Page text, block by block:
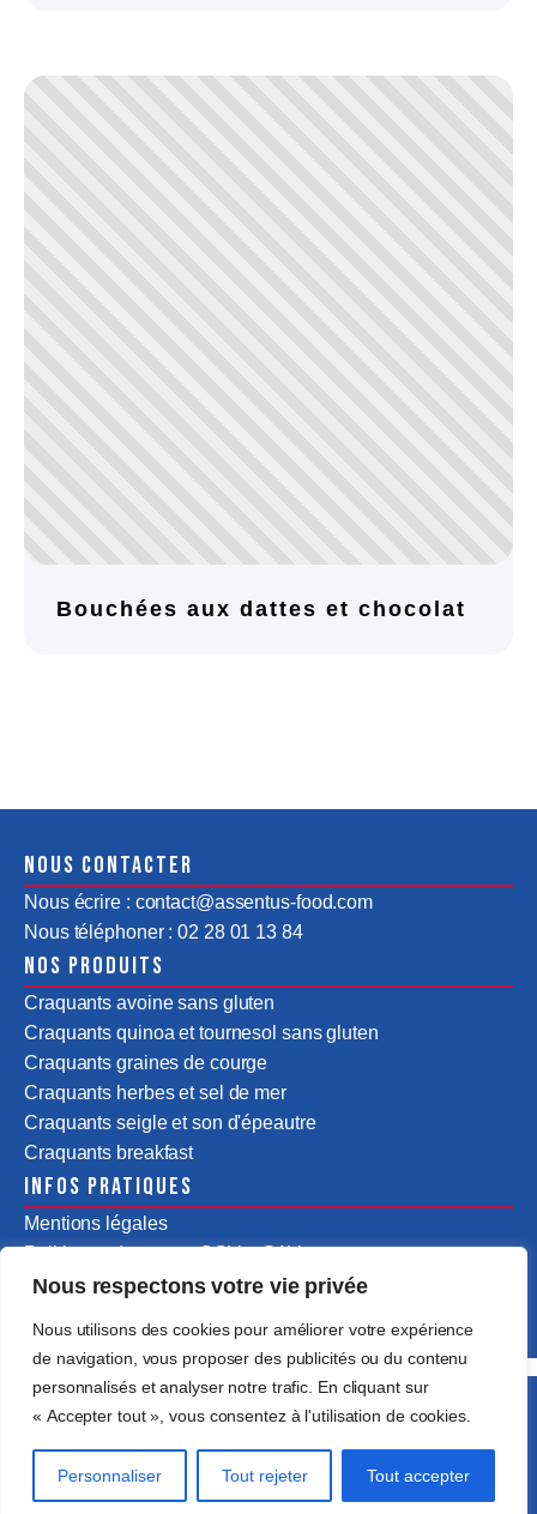
Nous respectons votre vie privée
Nous utilisons des cookies pour améliorer votre expérience
de navigation, vous proposer des publicités ou du contenu
personnalisés et analyser notre trafic. En cliquant sur
« Accepter tout », vous consentez à l'utilisation de cookies.
Personnaliser Tout rejeter Tout accepter
Bouchées aux dattes et chocolat
Nous contacter
Nous écrire : contact@assentus-food.com
Nous téléphoner : 02 28 01 13 84
Nos produits
Craquants avoine sans gluten
Craquants quinoa et tournesol sans gluten
Craquants graines de courge
Craquants herbes et sel de mer
Craquants seigle et son d'épeautre
Craquants breakfast
Infos pratiques
Mentions légales
Politiques de ventes CGV & SAV
Tous droits réservés @2025 Assentus Food by
Passedevant